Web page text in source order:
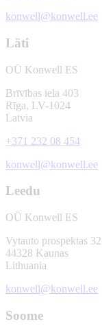
konwell@konwell.ee
Läti
OÜ Konwell ES
Brīvības iela 403
Rīga, LV-1024
Latvia
+371 232 08 454
konwell@konwell.ee
Leedu
OÜ Konwell ES
Vytauto prospektas 32
44328 Kaunas
Lithuania
konwell@konwell.ee
Soome